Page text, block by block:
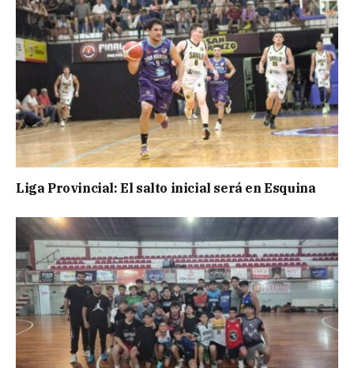
Liga Provincial: El salto inicial será en Esquina